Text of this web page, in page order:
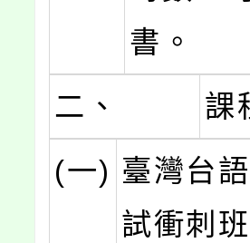
書。
二、
課
(一) 臺灣台
試衝刺班